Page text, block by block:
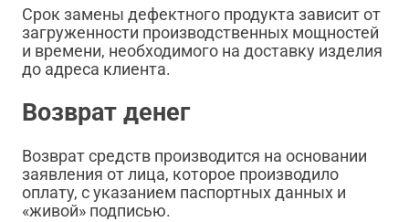
Срок замены дефектного продукта зависит от
загруженности производственных мощностей
и времени, необходимого на доставку изделия
до адреса клиента.
Возврат денег
Возврат средств производится на основании
заявления от лица, которое производило
оплату, с указанием паспортных данных и
«живой» подписью.